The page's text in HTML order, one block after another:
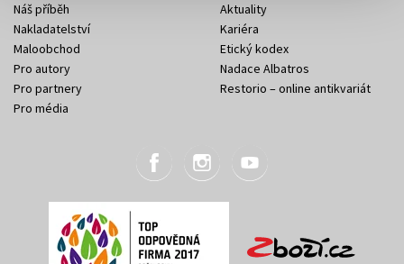
Náš příběh
Nakladatelství
Maloobchod
Pro autory
Pro partnery
Pro média
Aktuality
Kariéra
Etický kodex
Nadace Albatros
Restorio – online antikvariát